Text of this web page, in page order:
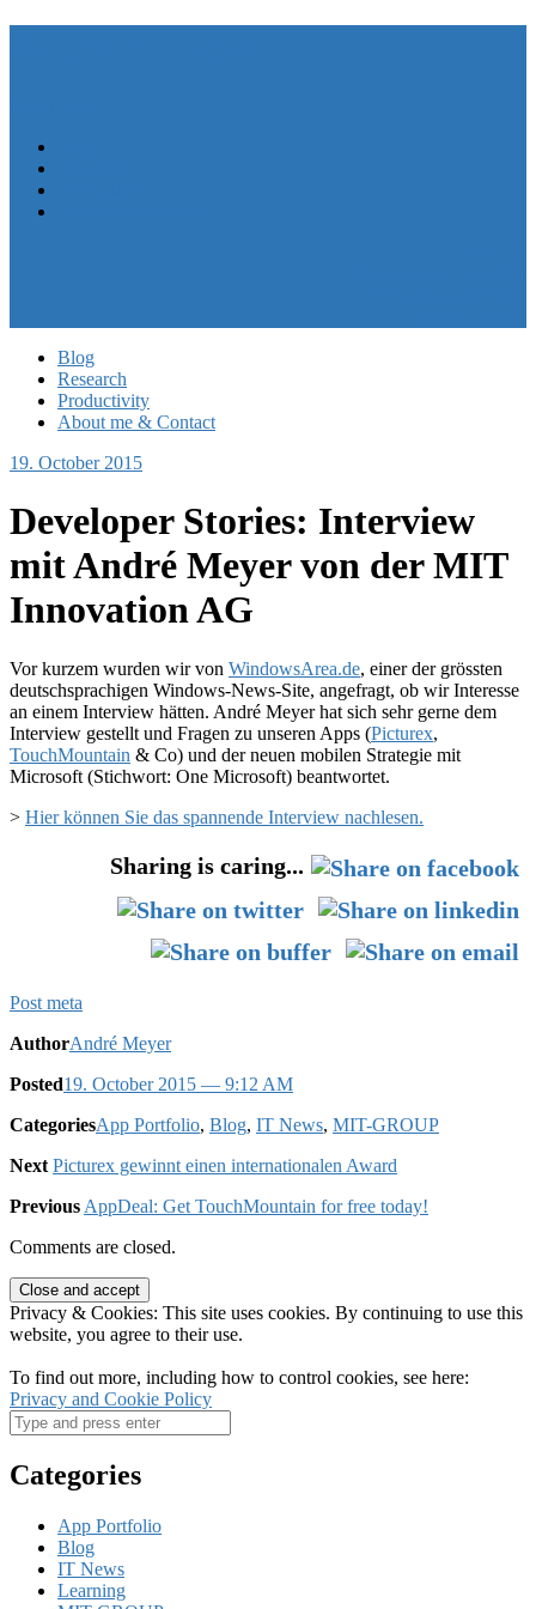
Blog
Research
Productivity
About me & Contact
19. October 2015
Developer Stories: Interview
mit André Meyer von der MIT
Innovation AG
Vor kurzem wurden wir von WindowsArea.de, einer der grössten
deutschsprachigen Windows-News-Site, angefragt, ob wir Interesse
an einem Interview hätten. André Meyer hat sich sehr gerne dem
Interview gestellt und Fragen zu unseren Apps (Picturex,
TouchMountain & Co) und der neuen mobilen Strategie mit
Microsoft (Stichwort: One Microsoft) beantwortet.
> Hier können Sie das spannende Interview nachlesen.
Sharing is caring...
Post meta
AuthorAndré Meyer
Posted19. October 2015 — 9:12 AM
CategoriesApp Portfolio, Blog, IT News, MIT-GROUP
Next Picturex gewinnt einen internationalen Award
Previous AppDeal: Get TouchMountain for free today!
Comments are closed.
Privacy & Cookies: This site uses cookies. By continuing to use this
website, you agree to their use.
To find out more, including how to control cookies, see here:
Privacy and Cookie Policy
Categories
App Portfolio
Blog
IT News
Learning